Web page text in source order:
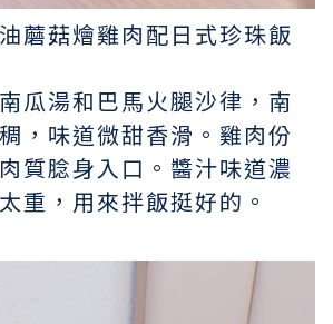
蘑菇燴雞肉配日式珍珠飯
瓜湯和巴馬火腿沙律，南
，味道微甜香滑。雞肉份
質腍身入口。醬汁味道濃
重，用來拌飯挺好的。